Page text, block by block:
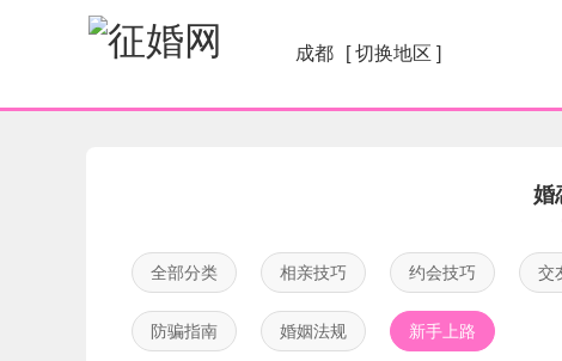
成都 [ 切换地区 ]
婚
全部分类 相亲技巧 约会技巧 交
防骗指南 婚姻法规 新手上路